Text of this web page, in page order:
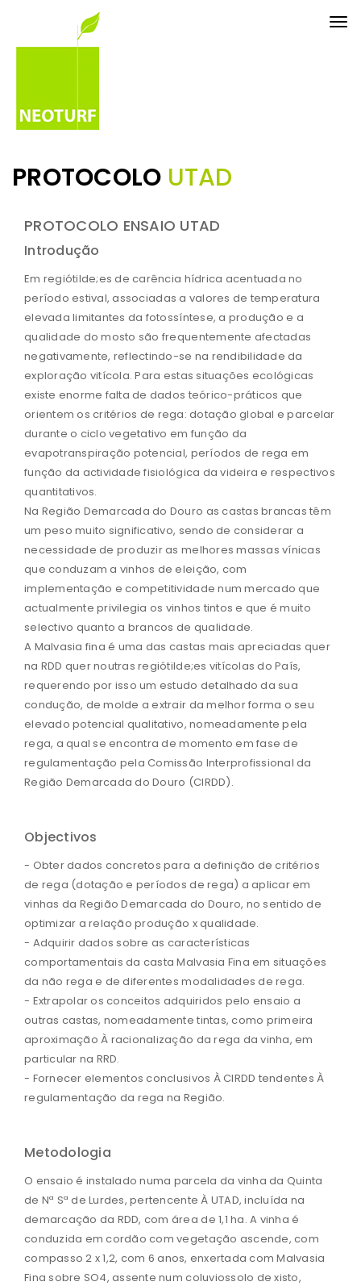
PROTOCOLO UTAD
PROTOCOLO ENSAIO UTAD
Introdução
Em regiótilde;es de carência hídrica acentuada no
período estival, associadas a valores de temperatura
elevada limitantes da fotossíntese, a produção e a
qualidade do mosto são frequentemente afectadas
negativamente, reflectindo-se na rendibilidade da
exploração vitícola. Para estas situações ecológicas
existe enorme falta de dados teórico-práticos que
orientem os critérios de rega: dotação global e parcelar
durante o ciclo vegetativo em função da
evapotranspiração potencial, períodos de rega em
função da actividade fisiológica da videira e respectivos
quantitativos.
Na Região Demarcada do Douro as castas brancas têm
um peso muito significativo, sendo de considerar a
necessidade de produzir as melhores massas vínicas
que conduzam a vinhos de eleição, com
implementação e competitividade num mercado que
actualmente privilegia os vinhos tintos e que é muito
selectivo quanto a brancos de qualidade.
A Malvasia fina é uma das castas mais apreciadas quer
na RDD quer noutras regiótilde;es vitícolas do País,
requerendo por isso um estudo detalhado da sua
condução, de molde a extrair da melhor forma o seu
elevado potencial qualitativo, nomeadamente pela
rega, a qual se encontra de momento em fase de
regulamentação pela Comissão Interprofissional da
Região Demarcada do Douro (CIRDD).
Objectivos
- Obter dados concretos para a definição de critérios
de rega (dotação e períodos de rega) a aplicar em
vinhas da Região Demarcada do Douro, no sentido de
optimizar a relação produção x qualidade.
- Adquirir dados sobre as características
comportamentais da casta Malvasia Fina em situações
da não rega e de diferentes modalidades de rega.
- Extrapolar os conceitos adquiridos pelo ensaio a
outras castas, nomeadamente tintas, como primeira
aproximação À racionalização da rega da vinha, em
particular na RRD.
- Fornecer elementos conclusivos À CIRDD tendentes À
regulamentação da rega na Região.
Metodologia
O ensaio é instalado numa parcela da vinha da Quinta
de Nª Sª de Lurdes, pertencente À UTAD, incluída na
demarcação da RDD, com área de 1,1 ha. A vinha é
conduzida em cordão com vegetação ascende, com
compasso 2 x 1,2, com 6 anos, enxertada com Malvasia
Fina sobre SO4, assente num coluviossolo de xisto,